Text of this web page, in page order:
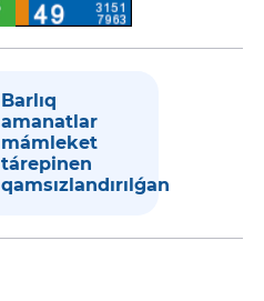
Barlıq
amanatlar
mámleket
tárepinen
qamsızlandırılǵan